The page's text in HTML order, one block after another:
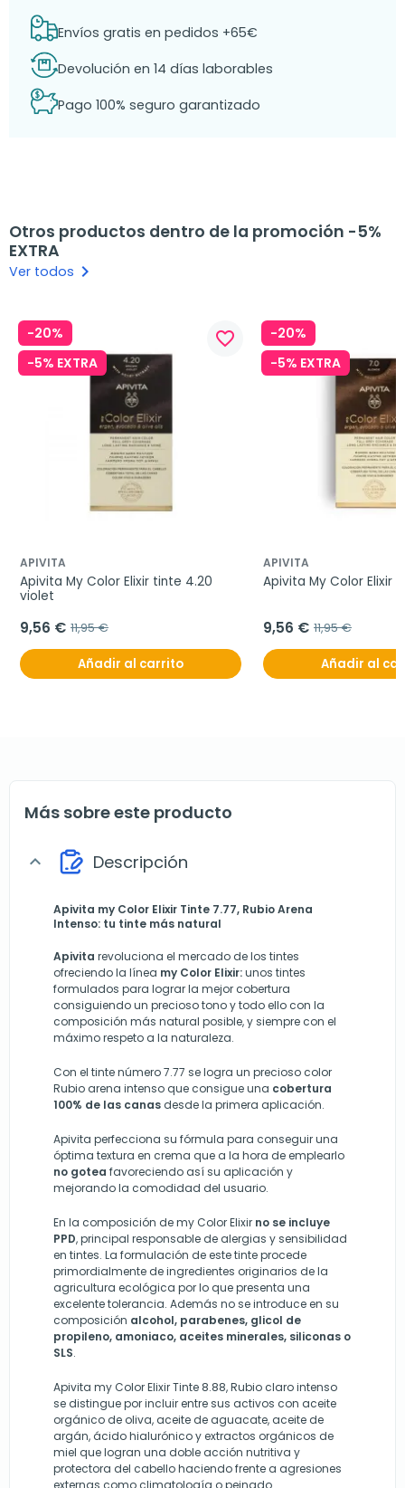
Envíos gratis en pedidos +65€
Devolución en 14 días laborables
Pago 100% seguro garantizado
Otros productos dentro de la promoción -5%
EXTRA
Ver todos keyboard_arrow_right
-20%
-5% EXTRA
favorite_border
APIVITA
Apivita My Color Elixir tinte 4.20
violet
9,56 € 11,95 €
Añadir al carrito
-20%
-5% EXTRA
APIVITA
Apivita My Color Elixir
9,56 € 11,95 €
Añadir al
Más sobre este producto
expand_more Descripción
Apivita my Color Elixir Tinte 7.77, Rubio Arena
Intenso: tu tinte más natural
Apivita revoluciona el mercado de los tintes
ofreciendo la línea my Color Elixir:unos tintes
formulados para lograr la mejor cobertura
consiguiendo un precioso tono y todo ello con la
composición más natural posible, y siempre con el
máximo respeto a la naturaleza.
Con el tinte número 7.77 se logra un precioso color
Rubio arena intenso que consigue una cobertura
100% de las canas desde la primera aplicación.
Apivita perfecciona su fórmula para conseguir una
óptima textura en crema que a la hora de emplearlo
no gotea favoreciendo así su aplicación y
mejorando la comodidad del usuario.
En la composición de my Color Elixir no se incluye
PPD, principal responsable de alergias y sensibilidad
en tintes. La formulación de este tinte procede
primordialmente de ingredientes originarios de la
agricultura ecológica por lo que presenta una
excelente tolerancia. Además no se introduce en su
composición alcohol, parabenes, glicol de
propileno, amoniaco, aceites minerales, siliconas o
SLS.
Apivita my Color Elixir Tinte 8.88, Rubio claro intenso
se distingue por incluir entre sus activos con aceite
orgánico de oliva, aceite de aguacate, aceite de
argán, ácido hialurónico y extractos orgánicos de
miel que logran una doble acción nutritiva y
protectora del cabello haciendo frente a agresiones